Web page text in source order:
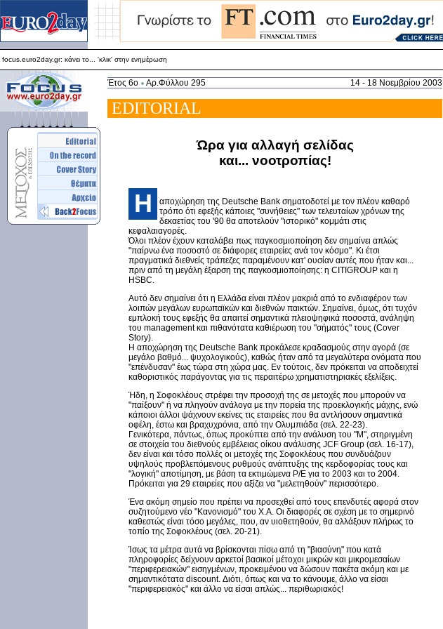
focus.euro2day.gr: κάνει το... 'κλικ' στην ενημέρωση
Για καλύτερη απεικόνιση προτείνεται ο Internet Explorer 5.5+
focus.euro2day.gr: κάνει το... 'κλικ' στην ενημέρωση
Έτος 6ο Αρ.Φύλλου 295 14 - 18 Νοεμβρίου 2003
EDITORIAL
Ώρα για αλλαγή σελίδας
και... νοοτροπίας!
Η
αποχώρηση της Deutsche Bank σηματοδοτεί με τον πλέον καθαρό
τρόπο ότι εφεξής κάποιες "συνήθειες" των τελευταίων χρόνων της
δεκαετίας του '90 θα αποτελούν "ιστορικό" κομμάτι στις
κεφαλαιαγορές.
Όλοι πλέον έχουν καταλάβει πως παγκοσμιοποίηση δεν σημαίνει απλώς
"παίρνω ένα ποσοστό σε διάφορες εταιρείες ανά τον κόσμο". Κι έτσι
πραγματικά διεθνείς τράπεζες παραμένουν κατ' ουσίαν αυτές που ήταν και...
πριν από τη μεγάλη έξαρση της παγκοσμιοποίησης: η CITIGROUP και η
HSBC.
Αυτό δεν σημαίνει ότι η Ελλάδα είναι πλέον μακριά από το ενδιαφέρον των
λοιπών μεγάλων ευρωπαϊκών και διεθνών παικτών. Σημαίνει, όμως, ότι τυχόν
εμπλοκή τους εφεξής θα απαιτεί σημαντικά πλειοψηφικά ποσοστά, ανάληψη
του management και πιθανότατα καθιέρωση του "σήματός" τους (Cover
Story).
H αποχώρηση της Deutsche Bank προκάλεσε κραδασμούς στην αγορά (σε
μεγάλο βαθμό... ψυχολογικούς), καθώς ήταν από τα μεγαλύτερα ονόματα που
"επένδυσαν" έως τώρα στη χώρα μας. Εν τούτοις, δεν πρόκειται να αποδειχτεί
καθοριστικός παράγοντας για τις περαιτέρω χρηματιστηριακές εξελίξεις.
Ήδη, η Σοφοκλέους στρέφει την προσοχή της σε μετοχές που μπορούν να
"παίξουν" ή να πληγούν ανάλογα με την πορεία της προεκλογικής μάχης, ενώ
κάποιοι άλλοι ψάχνουν εκείνες τις εταιρείες που θα αντλήσουν σημαντικά
οφέλη, έστω και βραχυχρόνια, από την Ολυμπιάδα (σελ. 22-23).
Γενικότερα, πάντως, όπως προκύπτει από την ανάλυση του "Μ", στηριγμένη
σε στοιχεία του διεθνούς εμβέλειας οίκου ανάλυσης JCF Group (σελ. 16-17),
δεν είναι και τόσο πολλές οι μετοχές της Σοφοκλέους που συνδυάζουν
υψηλούς προβλεπόμενους ρυθμούς ανάπτυξης της κερδοφορίας τους και
"λογική" αποτίμηση, με βάση τα εκτιμώμενα P/E για το 2003 και το 2004.
Πρόκειται για 29 εταιρείες που αξίζει να "μελετηθούν" περισσότερο.
Ένα ακόμη σημείο που πρέπει να προσεχθεί από τους επενδυτές αφορά στον
συζητούμενο νέο "Κανονισμό" του Χ.Α. Οι διαφορές σε σχέση με το σημερινό
καθεστώς είναι τόσο μεγάλες, που, αν υιοθετηθούν, θα αλλάξουν πλήρως το
τοπίο της Σοφοκλέους (σελ. 20-21).
Ίσως τα μέτρα αυτά να βρίσκονται πίσω από τη "βιασύνη" που κατά
πληροφορίες δείχνουν αρκετοί βασικοί μέτοχοι μικρών και μικρομεσαίων
"περιφερειακών" εισηγμένων, προκειμένου να δώσουν πακέτα ακόμη και με
σημαντικότατα discount. Διότι, όπως και να το κάνουμε, άλλο να είσαι
"περιφερειακός" και άλλο να είσαι απλώς... περιθωριακός!